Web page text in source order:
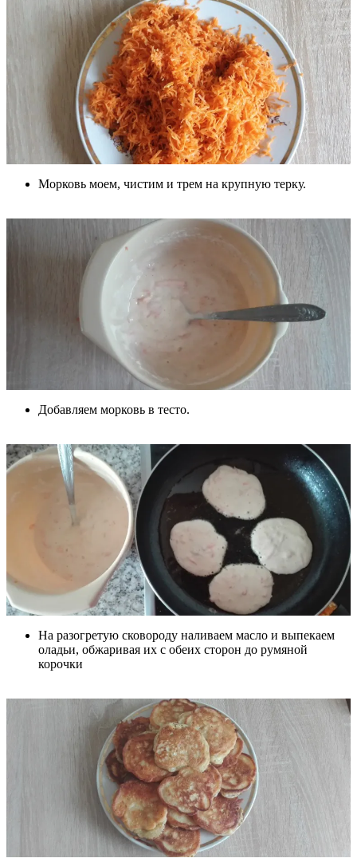
Морковь моем, чистим и трем на крупную терку.
Добавляем морковь в тесто.
На разогретую сковороду наливаем масло и выпекаем
оладьи, обжаривая их с обеих сторон до румяной
корочки